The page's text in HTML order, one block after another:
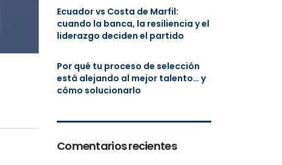
Ecuador vs Costa de Marfil:
cuando la banca, la resiliencia y el
liderazgo deciden el partido
Por qué tu proceso de selección
está alejando al mejor talento… y
cómo solucionarlo
Comentarios recientes